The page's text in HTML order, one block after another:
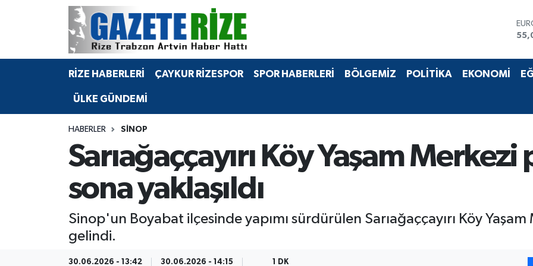
RİZE HABERLERİ ÇAYKUR RİZESPOR SPOR HABERLERİ BÖLGEMİZ POLİTİKA EKONOMİ
ÜLKE GÜNDEMİ
HABERLER SINOP
Sarıağaççayırı Köy Yaşam
sona yaklaşıldı
Sinop'un Boyabat ilçesinde yapımı sürdürülen Sarıağaççayırı Köy
gelindi.
30.06.2026 - 13:42 30.06.2026 - 14:15 1 DK
BÖLGEMİZ
Bilim Teknoloji
Advertising news
Canlı Maç
Merkez Nöbetçi Eczaneler
Merkez Hava Durumu
Merkez Trafik Yoğunluk Haritası
Tüm Manşetler
Son Dakika Haberleri
Haber Arşivi